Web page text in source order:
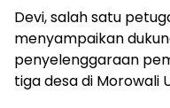
Devi, salah satu
menyampaikan
penyelenggaraan
tiga desa di Morowali